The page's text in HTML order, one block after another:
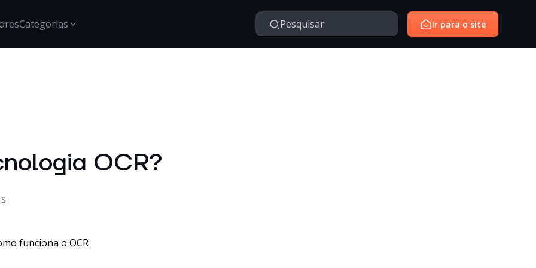
Categorias
inovação e transformação digital no mercado
corporativo.
Ir para o site
OCR?